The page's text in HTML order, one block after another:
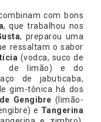
com bons
, que trabalhou nos
, preparou uma
ressaltam o sabor
(vodca, suco de
de limão) e do
de jabuticaba,
gim-tônica há dos
Gengibre (limão-
e Tangerina